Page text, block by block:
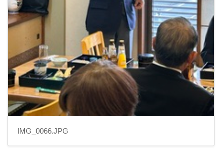
IMG_0066.JPG